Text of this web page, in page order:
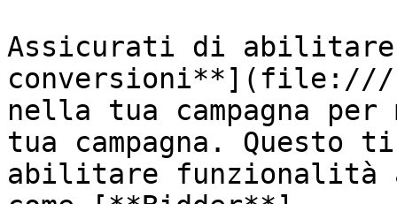
Assicurati di
conversioni**](file:///
nella tua campagna
tua campagna. Questo
abilitare funzionalità